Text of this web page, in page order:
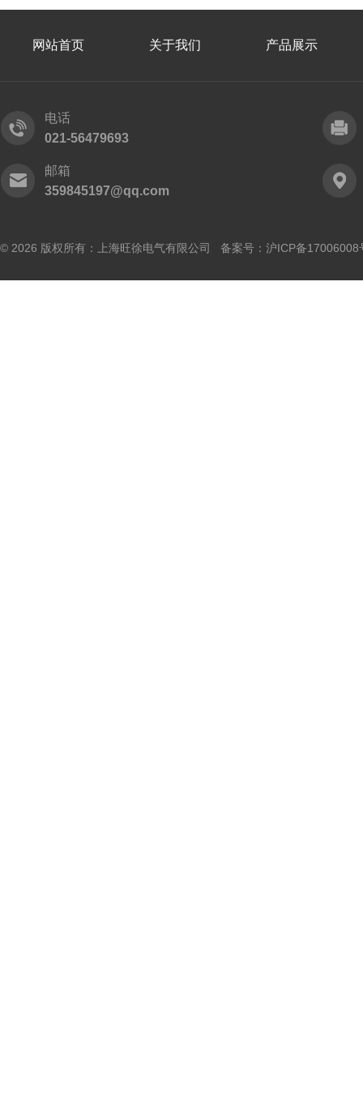
网站首页 关于我们 产品展示
电话
021-56479693
邮箱
359845197@qq.com
© 2026 版权所有：上海旺徐电气有限公司 备案号： 沪ICP备17006008